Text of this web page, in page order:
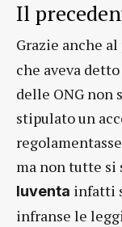
Il
Grazie anche
che aveva
delle ONG non
stipulato un
ma non tutte si
Iuventa infatti
infranse le